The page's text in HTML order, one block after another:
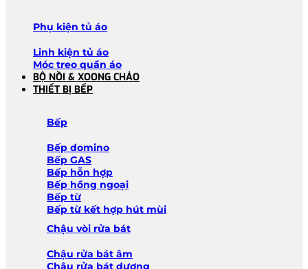
Phụ kiện tủ áo
Linh kiện tủ áo
Móc treo quần áo
BỘ NỒI & XOONG CHẢO
THIẾT BỊ BẾP
Bếp
Bếp domino
Bếp GAS
Bếp hỗn hợp
Bếp hồng ngoại
Bếp từ
Bếp từ kết hợp hút mùi
Chậu vòi rửa bát
Chậu rửa bát âm
Chậu rửa bát dương